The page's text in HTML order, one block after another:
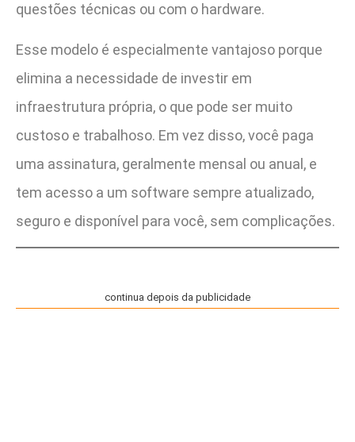
questões técnicas ou com o hardware.
Esse modelo é especialmente vantajoso porque
elimina a necessidade de investir em
infraestrutura própria, o que pode ser muito
custoso e trabalhoso. Em vez disso, você paga
uma assinatura, geralmente mensal ou anual, e
tem acesso a um software sempre atualizado,
seguro e disponível para você, sem complicações.
continua depois da publicidade